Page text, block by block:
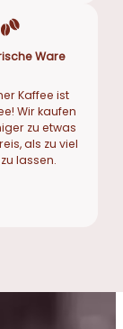
Ware
Kaffee ist
Wir kaufen
zu etwas
als zu viel
lassen.